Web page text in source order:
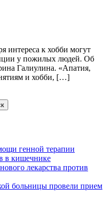
интереса к хобби могут
у пожилых людей. Об
Галиулина. «Апатия,
и хобби, […]
генной терапии
в кишечнике
лекарства против
больницы провели прием